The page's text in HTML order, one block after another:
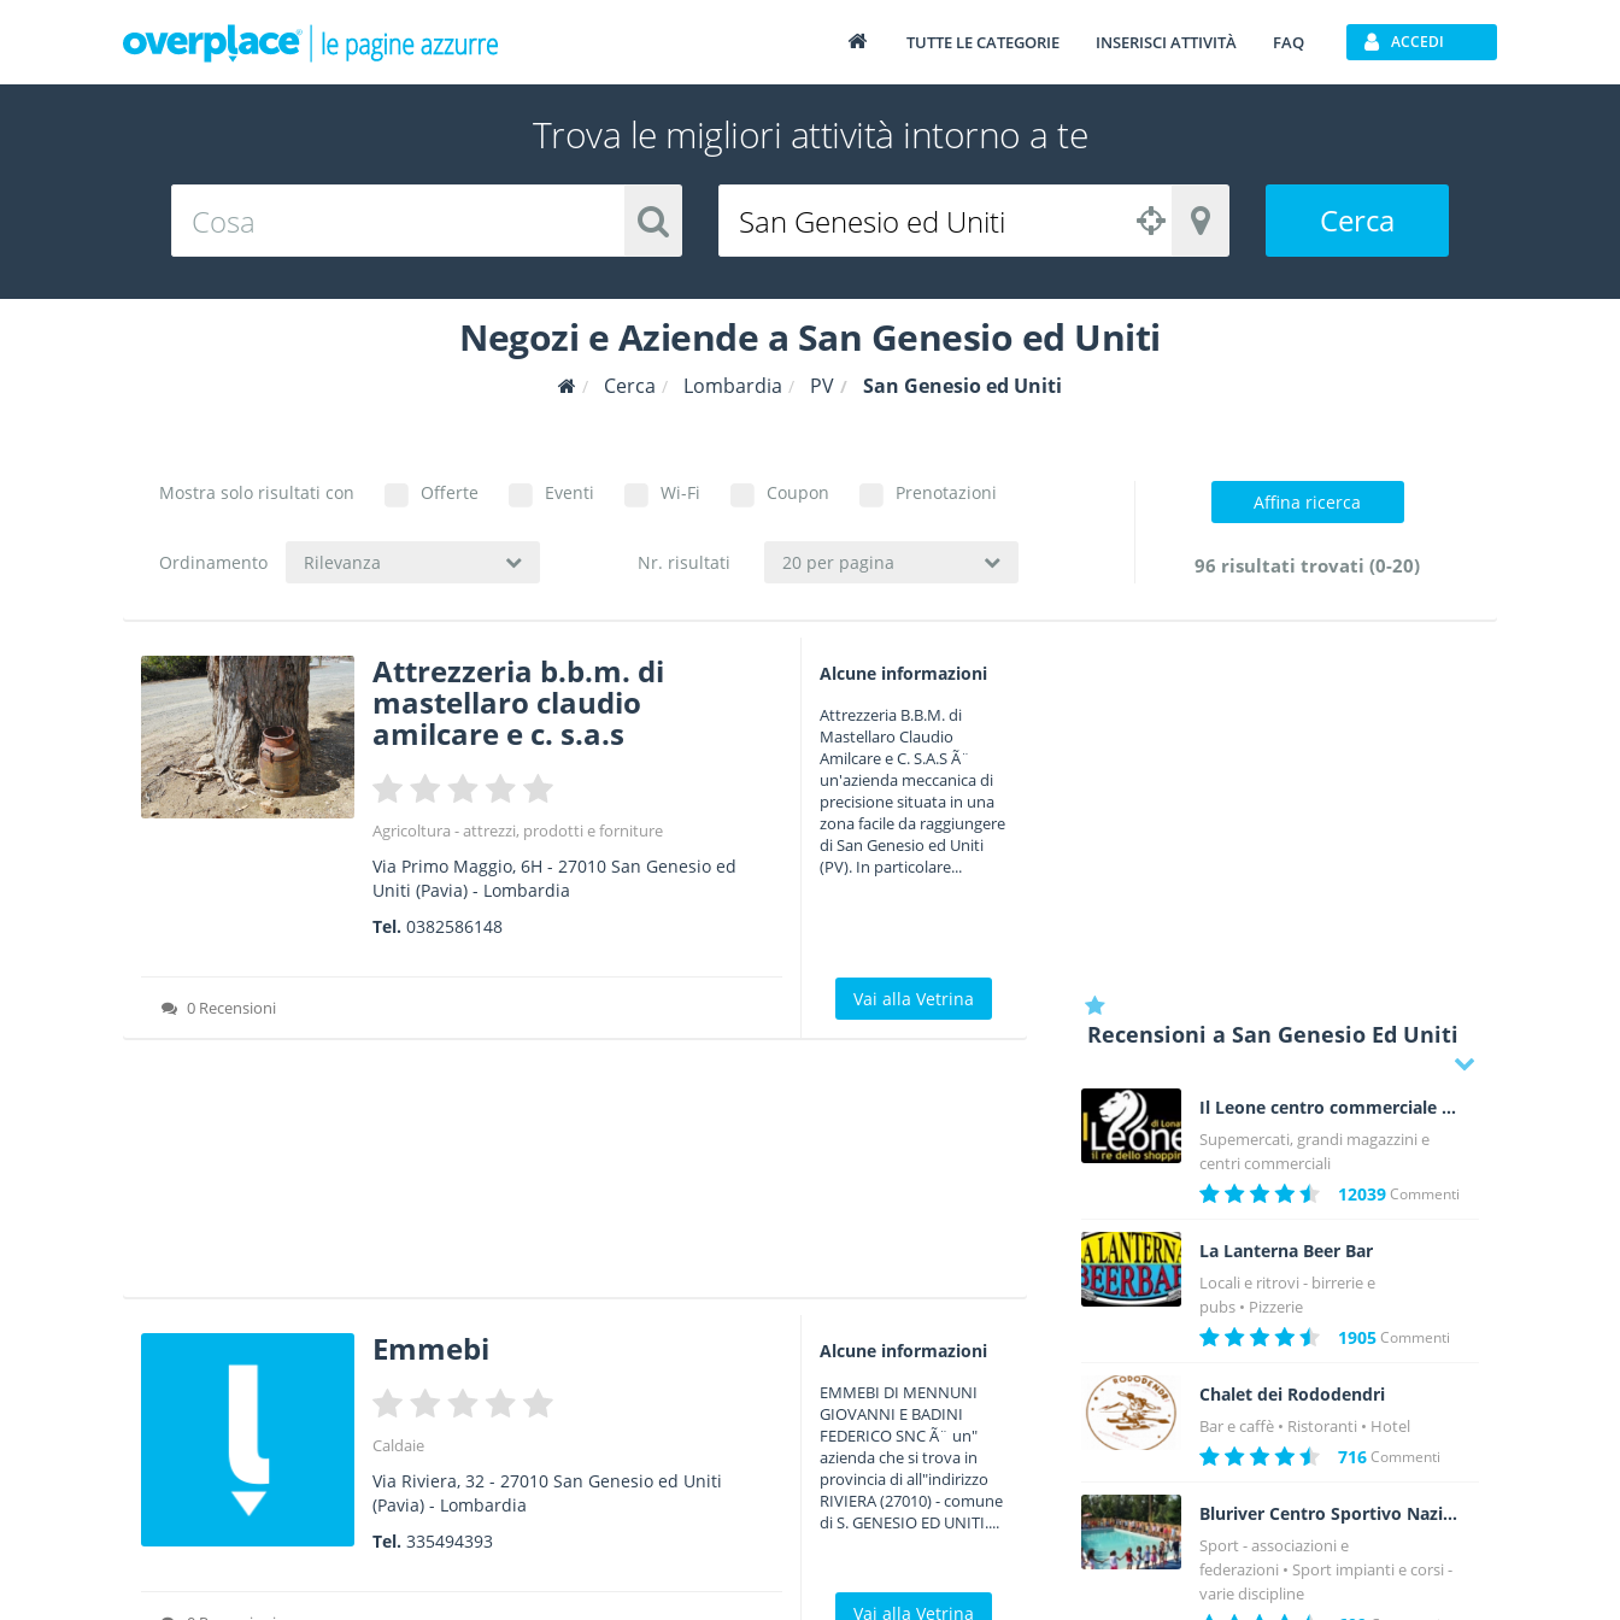
TUTTE LE CATEGORIE INSERISCI ATTIVITÀ FAQ ACCEDI
Trova le migliori attività intorno a te
Cerca
Negozi e Aziende a San Genesio ed Uniti
Cerca Lombardia PV San Genesio ed Uniti
Mostra solo risultati con Offerte Eventi Wi-Fi Coupon Prenotazioni
Ordinamento Rilevanza Nr. risultati 20 per pagina
Affina ricerca
96 risultati trovati (0-20)
Attrezzeria b.b.m. di
mastellaro claudio
amilcare e c. s.a.s
Agricoltura - attrezzi, prodotti e forniture
Via Primo Maggio, 6H -27010 San Genesio ed
Uniti (Pavia) - Lombardia
Tel.0382586148
0 Recensioni
Alcune informazioni
Attrezzeria B.B.M. di
Mastellaro Claudio
Amilcare e C. S.A.S Ã¨
un'azienda meccanica di
precisione situata in una
zona facile da raggiungere
di San Genesio ed Uniti
(PV). In particolare...
Vai alla Vetrina
Emmebi
Caldaie
Via Riviera, 32 -27010 San Genesio ed Uniti
(Pavia) - Lombardia
Tel.335494393
Alcune informazioni
EMMEBI DI MENNUNI
GIOVANNI E BADINI
FEDERICO SNC Ã¨ un"
azienda che si trova in
provincia di all"indirizzo
RIVIERA (27010) - comune
di S. GENESIO ED UNITI....
Vai alla Vetrina
Recensioni a San Genesio Ed Uniti
Il Leone centro commerciale a Lonato - Brescia
Supemercati, grandi magazzini e
centri commerciali
12039Commenti
La Lanterna Beer Bar
Locali e ritrovi - birrerie e
pubs
Pizzerie
1905Commenti
Chalet dei Rododendri
Bar e caffè Ristoranti Hotel
716Commenti
Bluriver Centro Sportivo Nazionale
Sport - associazioni e
federazioni
Sport impianti e corsi -
varie discipline